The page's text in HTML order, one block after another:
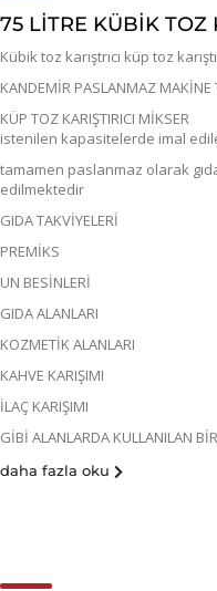
75 LİTRE KÜBİK TOZ
Kübik toz karıştrıcı küp toz
KANDEMİR PASLANMAZ
KÜP TOZ KARIŞTIRICI MİKSER
istenilen kapasitelerde imal
tamamen paslanmaz olarak
edilmektedir
GIDA TAKVİYELERİ
PREMİKS
UN BESİNLERİ
GIDA ALANLARI
KOZMETİK ALANLARI
KAHVE KARIŞIMI
İLAÇ KARIŞIMI
GİBİ ALANLARDA KULLANILAN
daha fazla oku